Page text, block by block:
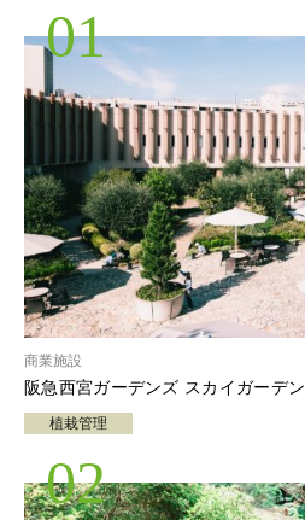
01
商業施設
阪急西宮ガーデンズ スカイガーデン
植栽管理
02